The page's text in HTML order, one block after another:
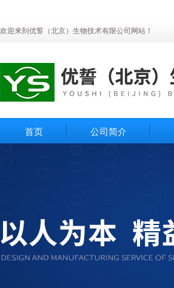
欢迎来到优誓（北京）生物技术有限公司网站！
首页 公司简介